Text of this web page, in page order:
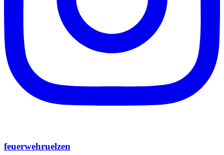
feuerwehruelzen